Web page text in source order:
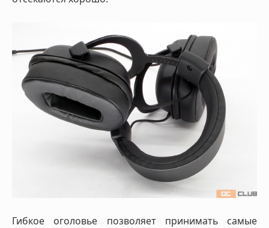
Гибкое оголовье позволяет принимать самые